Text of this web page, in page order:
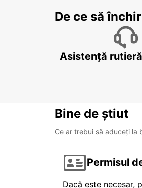
De ce să
Asistență
Bine de știut
Ce ar trebui să aduceți la
Permisul
Dacă este necesar,